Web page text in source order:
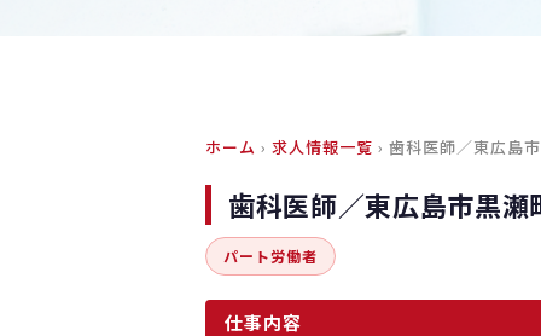
ホーム › 求人情報一覧 › 歯科医師／東広島
歯科医師／東広島市黒瀬
パート労働者
仕事内容